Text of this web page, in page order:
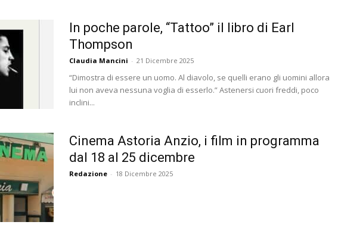
In poche parole, “Tattoo” il libro di Earl
Thompson
Claudia Mancini - 21 Dicembre 2025
“Dimostra di essere un uomo. Al diavolo, se quelli erano gli uomini allora
lui non aveva nessuna voglia di esserlo.” Astenersi cuori freddi, poco
inclini...
Cinema Astoria Anzio, i film in programma
dal 18 al 25 dicembre
Redazione - 18 Dicembre 2025